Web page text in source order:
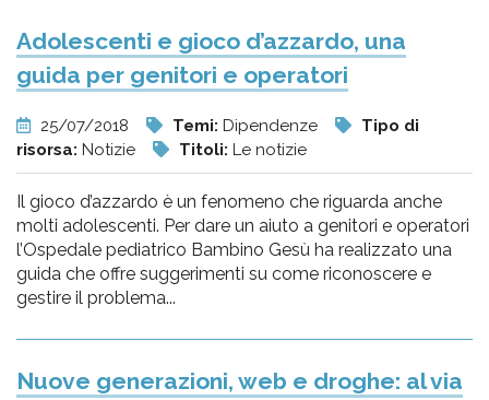
Adolescenti e gioco d’azzardo, una
guida per genitori e operatori
25/07/2018 Temi: Dipendenze
Tipo di
risorsa: Notizie Titoli: Le notizie
Il gioco d’azzardo è un fenomeno che riguarda anche
molti adolescenti. Per dare un aiuto a genitori e operatori
l’Ospedale pediatrico Bambino Gesù ha realizzato una
guida che offre suggerimenti su come riconoscere e
gestire il problema...
Nuove generazioni, web e droghe: al via